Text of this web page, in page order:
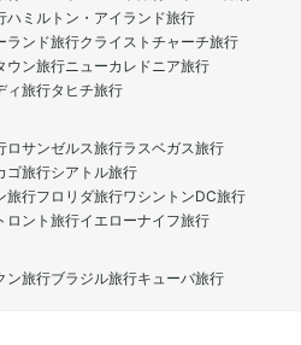
ハミルトン・アイランド旅行
ランド旅行クライストチャーチ旅行
ウン旅行ニューカレドニア旅行
ィ旅行タヒチ旅行
ロサンゼルス旅行ラスベガス旅行
ゴ旅行シアトル旅行
旅行フロリダ旅行ワシントンDC旅行
ロント旅行イエローナイフ旅行
ン旅行ブラジル旅行キューバ旅行